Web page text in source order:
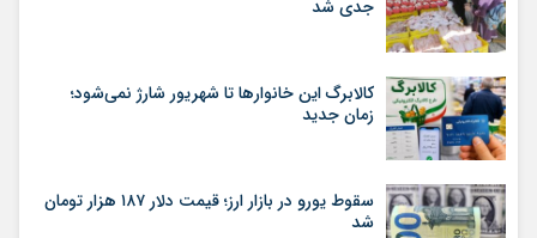
جدی شد
کالابرگ این خانوارها تا شهریور شارژ نمی‌شود؛
زمان جدید
سقوط یورو در بازار ارز؛ قیمت دلار ۱۸۷ هزار تومان
شد